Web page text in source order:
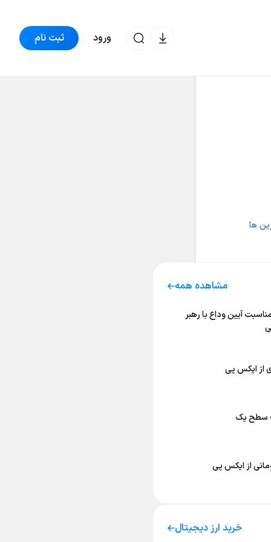
ورود ثبت نام
ها
مشاهده همه
آیین وداع با رهبر
از ایکس پی
سطح یک
از ایکس پی
خرید ارز دیجیتال